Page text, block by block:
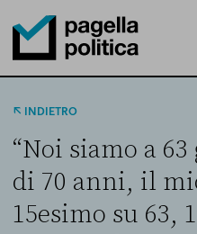
Pagella Politica Logo
INDIETRO
“Noi siamo a
di 70 anni, il
15esimo su 63,